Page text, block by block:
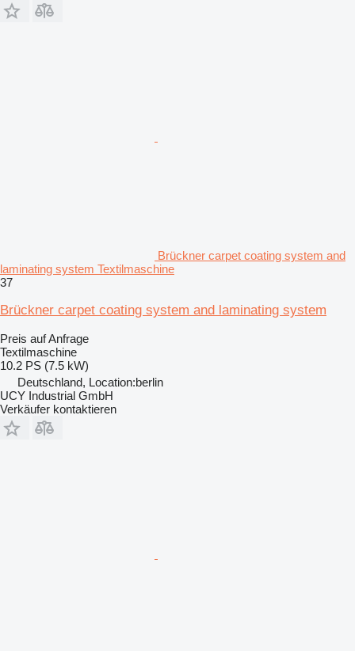
Brückner carpet coating system and
laminating system Textilmaschine
37
Brückner carpet coating system and laminating system
Preis auf Anfrage
Textilmaschine
10.2 PS (7.5 kW)
Deutschland, Location:berlin
UCY Industrial GmbH
Verkäufer kontaktieren